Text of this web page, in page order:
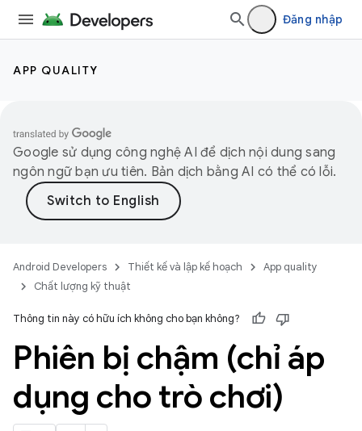
Đăng nhập
APP QUALITY
Google sử dụng công nghệ AI để dịch nội dung sang
ngôn ngữ bạn ưu tiên. Bản dịch bằng AI có thể có lỗi.
Android Developers Thiết kế và lập kế hoạch
App quality
Chất lượng kỹ thuật
Thông tin này có hữu ích không cho bạn không?
Phiên bị chậm (chỉ áp
dụng cho trò chơi)